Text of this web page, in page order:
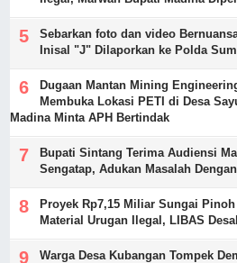
Sebarkan foto dan video
Inisal "J" Dilaporkan ke Polda
Dugaan Mantan Mining
Membuka Lokasi PETI di Desa
Madina Minta APH Bertindak
Bupati Sintang Terima Audiensi
Sengatap, Adukan Masalah
Proyek Rp7,15 Miliar Sungai
Material Urugan Ilegal, LIBAS
Warga Desa Kubangan Tompek